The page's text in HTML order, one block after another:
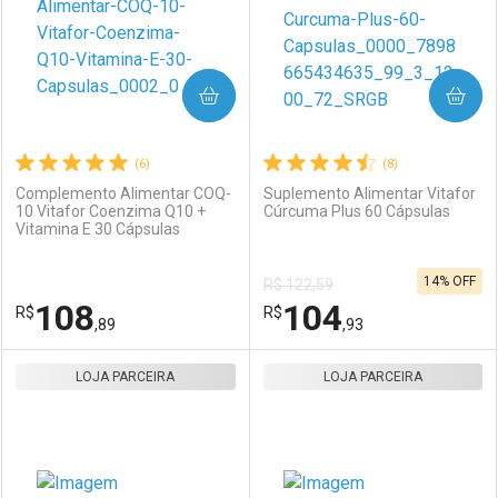
Ativar Desconto
Comprar sem Desconto
Por R$ 116,59/cada
Por R$ 116,59/cada
Comprar sem Desconto
Por R$ 138,50/cada
Comprar sem Desconto
Por R$ 138,50/cada
(6)
Complemento Alimentar COQ-
10 Vitafor Coenzima Q10 +
Vitamina E 30 Cápsulas
R$108,89
COMPRAR
(8)
Suplemento Alimentar Vitafor
Cúrcuma Plus 60 Cápsulas
R$ 122,59
R$104,93
14% OFF
COMPRAR
LOJA PARCEIRA LOJA PARCEIRA